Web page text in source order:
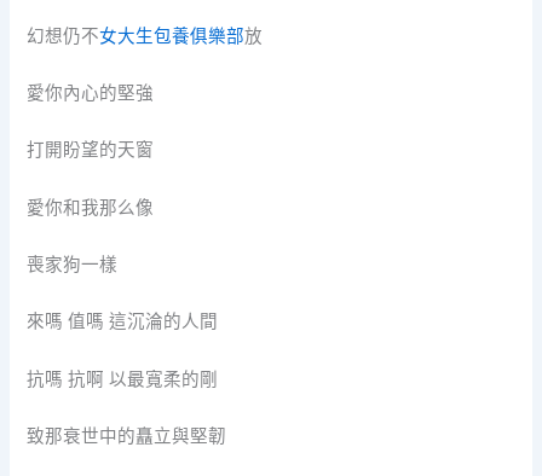
幻想仍不女大生包養俱樂部放
愛你內心的堅強
打開盼望的天窗
愛你和我那么像
喪家狗一樣
來嗎 值嗎 這沉淪的人間
抗嗎 抗啊 以最寬柔的剛
致那衰世中的矗立與堅韌